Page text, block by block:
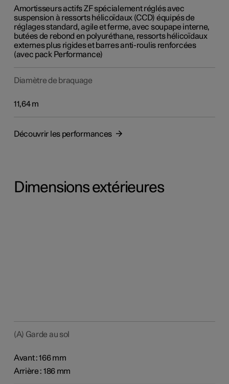
Amortisseurs actifs ZF spécialement réglés avec
suspension à ressorts hélicoïdaux (CCD) équipés de
réglages standard, agile et ferme, avec soupape interne,
butées de rebond en polyuréthane, ressorts hélicoïdaux
externes plus rigides et barres anti-roulis renforcées
(avec pack Performance)
Diamètre de braquage
11,64 m
Découvrir les performances
Dimensions extérieures
(A) Garde au sol
Avant : 166 mm
Arrière : 186 mm